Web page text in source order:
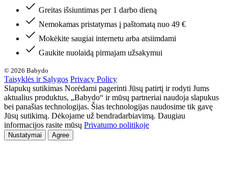
Greitas išsiuntimas per 1 darbo dieną
Nemokamas pristatymas į paštomatą nuo 49 €
Mokėkite saugiai internetu arba atsiimdami
Gaukite nuolaidą pirmajam užsakymui
© 2026 Babydo
Taisyklės ir Sąlygos Privacy Policy
Slapukų sutikimas Norėdami pagerinti Jūsų patirtį ir rodyti Jums
aktualius produktus, „Babydo“ ir mūsų partneriai naudoja slapukus
bei panašias technologijas. Šias technologijas naudosime tik gavę
Jūsų sutikimą. Dėkojame už bendradarbiavimą. Daugiau
informacijos rasite mūsų Privatumo politikoje
Nustatymai Agree